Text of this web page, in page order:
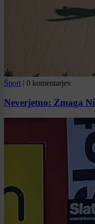
Šport | 0 komentarjev
Neverjetno: Zmaga